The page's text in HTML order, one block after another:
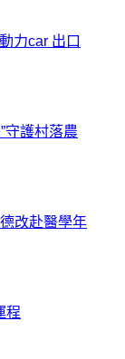
力car 出口
守護村落農
改赴醫學年
程